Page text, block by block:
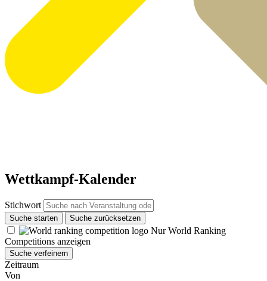
Wettkampf-Kalender
Stichwort
Suche starten Suche zurücksetzen
Nur World Ranking
Competitions anzeigen
Suche verfeinern
Zeitraum
Von